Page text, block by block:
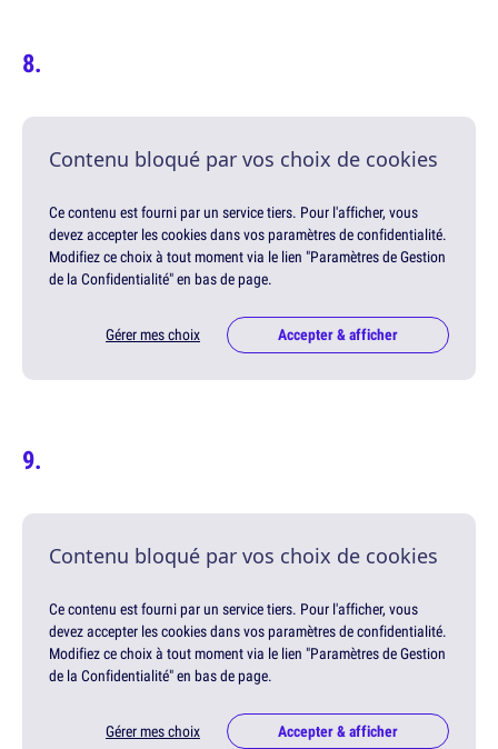
Contenu bloqué par vos choix de cookies
Ce contenu est fourni par un service tiers. Pour l'afficher, vous
devez accepter les cookies dans vos paramètres de confidentialité.
Modifiez ce choix à tout moment via le lien "Paramètres de Gestion
de la Confidentialité" en bas de page.
Gérer mes choix Accepter & afficher
Contenu bloqué par vos choix de cookies
Ce contenu est fourni par un service tiers. Pour l'afficher, vous
devez accepter les cookies dans vos paramètres de confidentialité.
Modifiez ce choix à tout moment via le lien "Paramètres de Gestion
de la Confidentialité" en bas de page.
Gérer mes choix Accepter & afficher